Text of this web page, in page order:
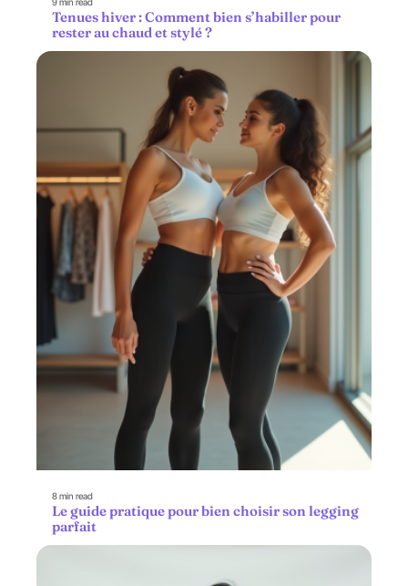
Tenues hiver : Comment bien s’habiller pour
rester au chaud et stylé ?
8 min read
Le guide pratique pour bien choisir son legging
parfait